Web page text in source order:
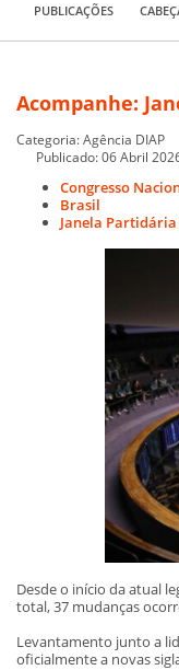
PUBLICAÇÕES
Acompanhe:
Categoria:Agência DIAP
Publicado: 06 Abril
Congresso
Brasil
Janela Partidária
Desde o início da atual
total, 37 mudanças
Levantamento junto a
oficialmente a novas